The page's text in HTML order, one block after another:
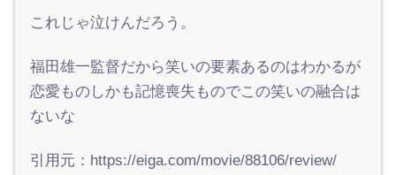
これじゃ泣けんだろう。
福田雄一監督だから笑いの要素あるのはわかるが
恋愛ものしかも記憶喪失ものでこの笑いの融合は
ないな
引用元：https://eiga.com/movie/88106/review/